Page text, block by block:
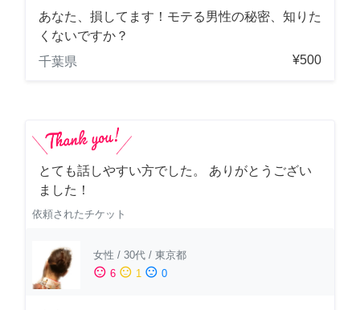
あなた、損してます！モテる男性の秘密、知りた
くないですか？
千葉県
¥500
とても話しやすい方でした。 ありがとうござい
ました！
依頼されたチケット
女性 / 30代 / 東京都
sentiment_satisfied 6 sentiment_neutral 1 sentiment_dissatisfied 0